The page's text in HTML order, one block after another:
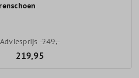
Adviesprijs249,-
219,95